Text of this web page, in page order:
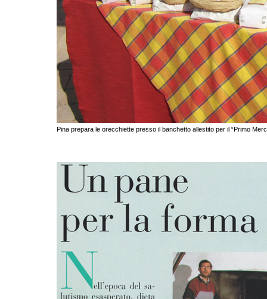
Pina prepara le orecchiette presso il banchetto allestito per il “Primo